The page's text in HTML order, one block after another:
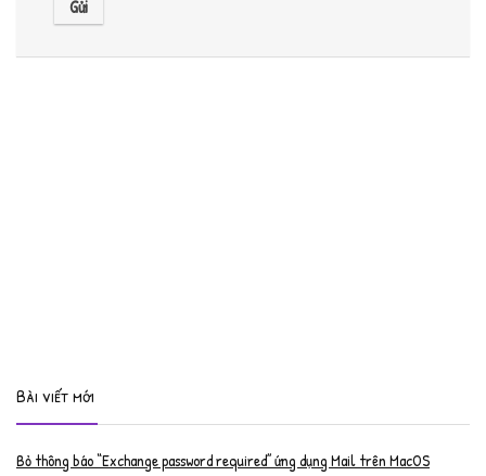
Bài viết mới
Bỏ thông báo “Exchange password required” ứng dụng Mail trên MacOS